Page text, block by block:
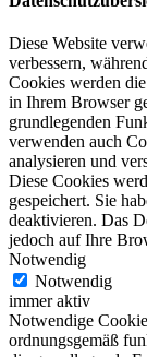
Diese Website
verbessern,
Cookies werden
in Ihrem Browser
grundlegenden
verwenden auch
analysieren und
Diese Cookies
gespeichert. Sie
deaktivieren. Das
jedoch auf Ihre
Notwendig
Notwendig
immer aktiv
Notwendige
ordnungsgemäß